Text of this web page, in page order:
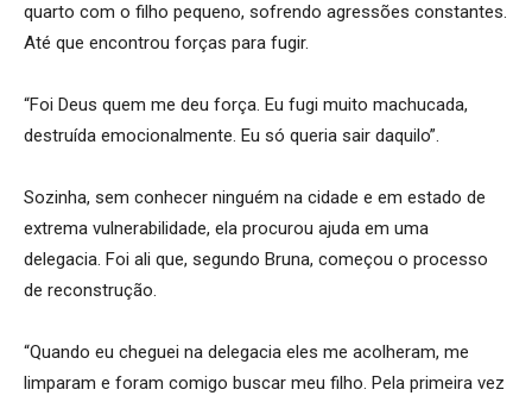
quarto com o filho pequeno, sofrendo agressões constantes.
Até que encontrou forças para fugir.
“Foi Deus quem me deu força. Eu fugi muito machucada,
destruída emocionalmente. Eu só queria sair daquilo”.
Sozinha, sem conhecer ninguém na cidade e em estado de
extrema vulnerabilidade, ela procurou ajuda em uma
delegacia. Foi ali que, segundo Bruna, começou o processo
de reconstrução.
“Quando eu cheguei na delegacia eles me acolheram, me
limparam e foram comigo buscar meu filho. Pela primeira vez